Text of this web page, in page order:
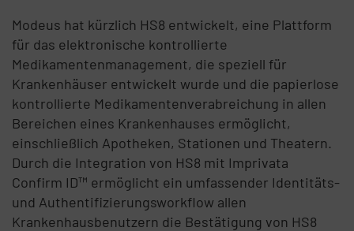
Modeus hat kürzlich HS8 entwickelt, eine Plattform
für das elektronische kontrollierte
Medikamentenmanagement, die speziell für
Krankenhäuser entwickelt wurde und die papierlose
kontrollierte Medikamentenverabreichung in allen
Bereichen eines Krankenhauses ermöglicht,
einschließlich Apotheken, Stationen und Theatern.
Durch die Integration von HS8 mit Imprivata
Confirm ID™ ermöglicht ein umfassender Identitäts-
und Authentifizierungsworkflow allen
Krankenhausbenutzern die Bestätigung von HS8